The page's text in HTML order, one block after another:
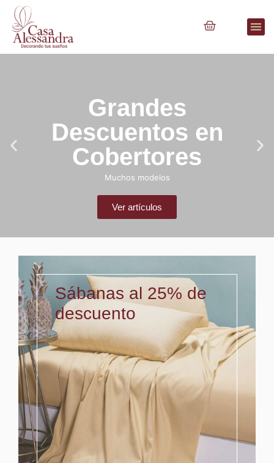
Grandes
Descuentos en
Cobertores
Muchos modelos
Ver artículos
Sábanas al 25% de
descuento